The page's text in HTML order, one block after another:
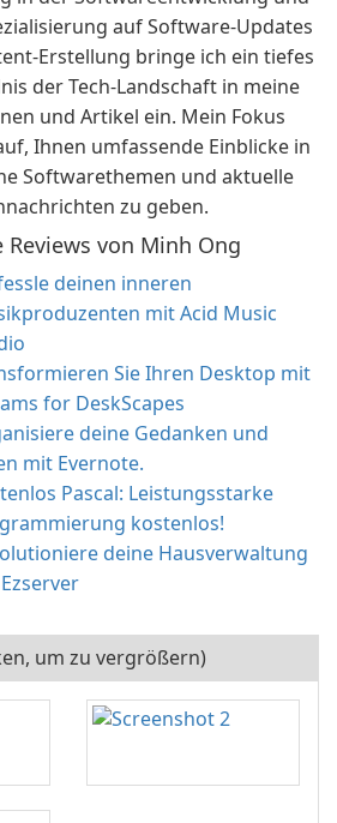
auf Software-Updates
Erstellung bringe ich ein tiefes
der Tech-Landschaft in meine
und Artikel ein. Mein Fokus
Ihnen umfassende Einblicke in
Softwarethemen und aktuelle
zu geben.
Reviews von Minh Ong
deinen inneren
mit Acid Music
Sie Ihren Desktop mit
for DeskScapes
deine Gedanken und
mit Evernote.
Pascal: Leistungsstarke
kostenlos!
deine Hausverwaltung
um zu vergrößern)